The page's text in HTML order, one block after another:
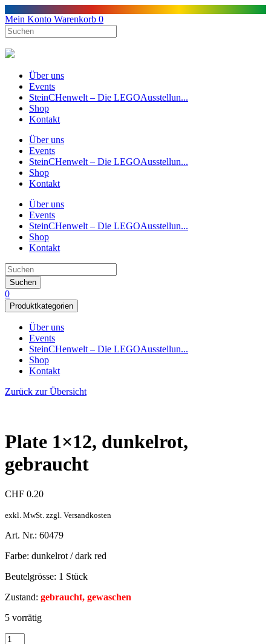
Mein Konto Warenkorb 0
Über uns
Events
SteinCHenwelt – Die LEGOAusstellun...
Shop
Kontakt
Über uns
Events
SteinCHenwelt – Die LEGOAusstellun...
Shop
Kontakt
Über uns
Events
SteinCHenwelt – Die LEGOAusstellun...
Shop
Kontakt
Suchen
0
Produktkategorien
Über uns
Events
SteinCHenwelt – Die LEGOAusstellun...
Shop
Kontakt
Zurück zur Übersicht
Plate 1×12, dunkelrot,
gebraucht
CHF 0.20
exkl. MwSt. zzgl. Versandkosten
Art. Nr.: 60479
Farbe: dunkelrot / dark red
Beutelgrösse: 1 Stück
Zustand: gebraucht, gewaschen
5 vorrätig